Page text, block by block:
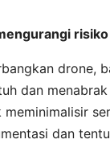
drone,
dan
meminimalisir
dan